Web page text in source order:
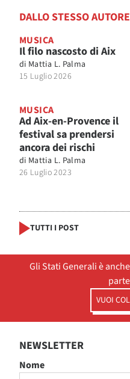
DALLO STESSO AUTORE
MUSICA
Il filo nascosto di Aix
di Mattia L. Palma
15 Luglio 2026
MUSICA
Ad Aix-en-Provence il
festival sa prendersi
ancora dei rischi
di Mattia L. Palma
26 Luglio 2023
TUTTI I POST
Gli Stati Generali è
VUOI
NEWSLETTER
Nome